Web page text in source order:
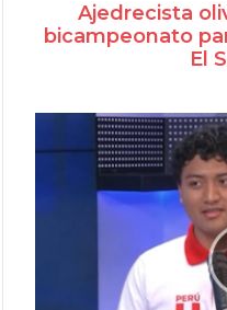
Ajedrecista
bicampeonato
El